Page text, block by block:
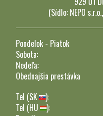
(Sídlo: NEPO
Pondelok - Piatok
Sobota:
Nedeľa:
Obednajšia prestávka
Tel (SK
):
Tel (HU
):